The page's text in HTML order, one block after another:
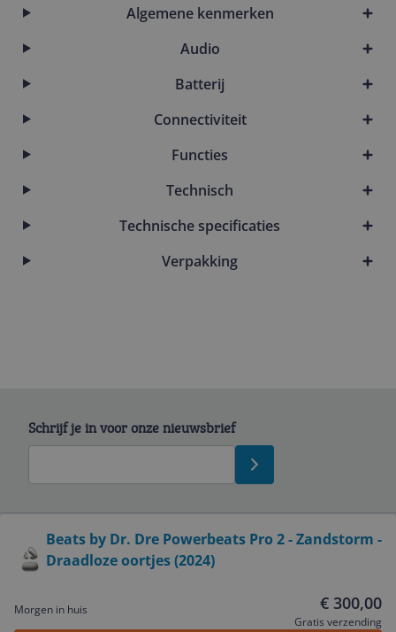
Algemene kenmerken
Audio
Batterij
Connectiviteit
Functies
Technisch
Technische specificaties
Verpakking
Beats by Dr. Dre Powerbeats Pro 2 - Zandstorm -
Draadloze oortjes (2024)
Morgen in huis € 300,00
Gratis verzending
Schrijf je in voor onze nieuwsbrief
Service
Algemeen